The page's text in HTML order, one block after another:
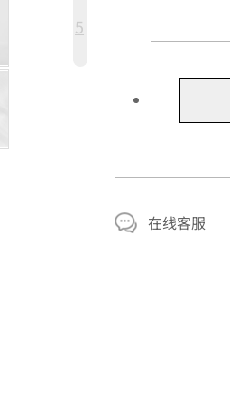
5
在线客服